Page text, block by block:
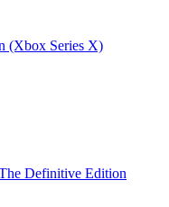
(Xbox Series X)
Definitive Edition